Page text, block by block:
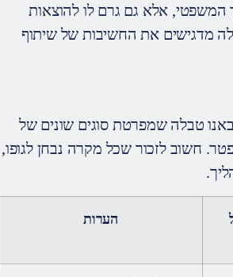
אלא גם גרם לו להוצאות
מדגישים את החשיבות של שיתוף
טבלה שמפרטת סוגים שונים של
חשוב לזכור שכל מקרה נבחן לגופו,
הערות